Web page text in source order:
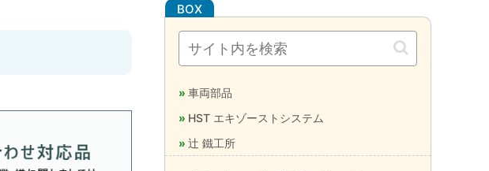
車両部品
HST エキゾーストシステム
辻 鐵工所